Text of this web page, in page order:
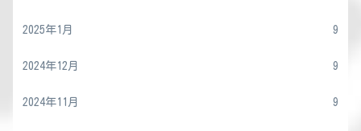
2025年1月 9
2024年12月 9
2024年11月 9